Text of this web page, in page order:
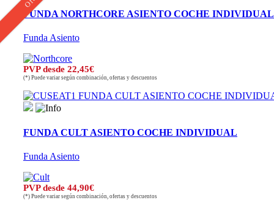
FUNDA NORTHCORE ASIENTO COCHE INDIVIDUAL
Funda Asiento
PVP desde 22,45€
(*) Puede variar según combinación, ofertas y descuentos
FUNDA CULT ASIENTO COCHE INDIVIDUAL
Funda Asiento
PVP desde 44,90€
(*) Puede variar según combinación, ofertas y descuentos